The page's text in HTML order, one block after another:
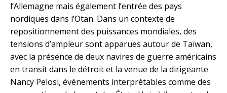
l’Allemagne mais également l’entrée des pays
nordiques dans l’Otan. Dans un contexte de
repositionnement des puissances mondiales, des
tensions d’ampleur sont apparues autour de Taïwan,
avec la présence de deux navires de guerre américains
en transit dans le détroit et la venue de la dirigeante
Nancy Pelosi, événements interprétables comme des